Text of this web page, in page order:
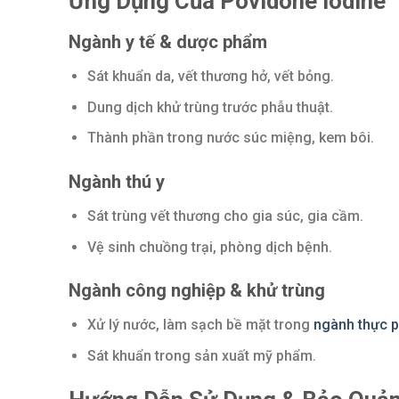
Ngành y tế & dược phẩm
Sát khuẩn da, vết thương hở, vết bỏng.
Dung dịch khử trùng trước phẫu thuật.
Thành phần trong nước súc miệng, kem bôi.
Ngành thú y
Sát trùng vết thương cho gia súc, gia cầm.
Vệ sinh chuồng trại, phòng dịch bệnh.
Ngành công nghiệp & khử trùng
Xử lý nước, làm sạch bề mặt trong ngành thực
Sát khuẩn trong sản xuất mỹ phẩm.